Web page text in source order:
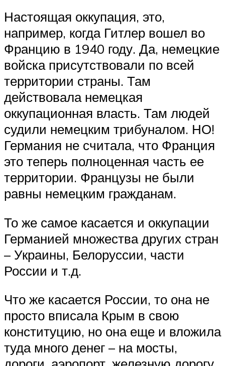
Настоящая оккупация, это,
например, когда Гитлер вошел во
Францию в 1940 году. Да, немецкие
войска присутствовали по всей
территории страны. Там
действовала немецкая
оккупационная власть. Там людей
судили немецким трибуналом. НО!
Германия не считала, что Франция
это теперь полноценная часть ее
территории. Французы не были
равны немецким гражданам.
То же самое касается и оккупации
Германией множества других стран
– Украины, Белоруссии, части
России и т.д.
Что же касается России, то она не
просто вписала Крым в свою
конституцию, но она еще и вложила
туда много денег – на мосты,